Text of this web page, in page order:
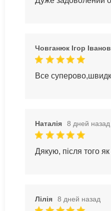
Човганюк Ігор
Все
Наталія 8 дней назад
Дякую, після того
Лілія 8 дней назад